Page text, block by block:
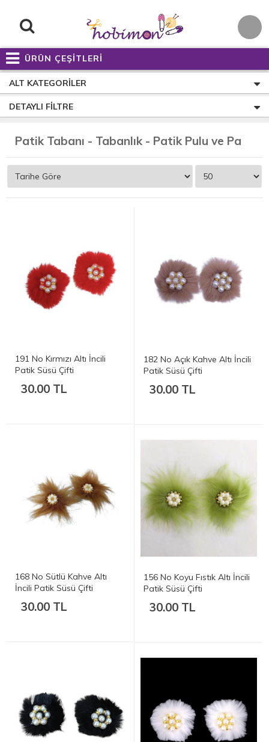
ÜRÜN ÇEŞİTLERİ
ALT KATEGORILER
DETAYLI FILTRE
191 No Kırmızı Altı İncili
Patik Süsü Çifti
30.00 TL
182 No Açık Kahve Altı İncili
Patik Süsü Çifti
30.00 TL
168 No Sütlü Kahve Altı
İncili Patik Süsü Çifti
30.00 TL
156 No Koyu Fıstık Altı İncili
Patik Süsü Çifti
30.00 TL